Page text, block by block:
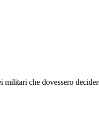
che dovessero